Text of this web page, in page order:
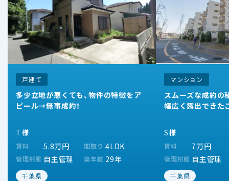
戸建て
多少立地が悪くても、物件の特徴をア
ピール→無事成約！
T様
賃料 5.8万円 間取り 4LDK
管理形態 自主管理 築年数 29年
千葉県
マンション
スムーズな成約の
幅広く露出できた
S様
賃料 7万円
管理形態 自主管理
千葉県